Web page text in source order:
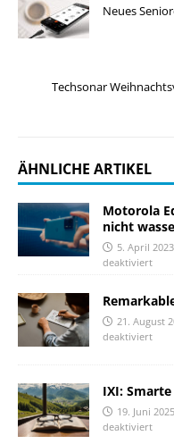
Neues
Techsonar
ÄHNLICHE ARTIKEL
Motorola
nicht
5. April 2023
deaktiviert
21. August
deaktiviert
IXI:
19. Juni 2025
deaktiviert